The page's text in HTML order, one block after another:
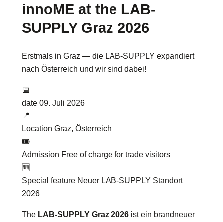
innoME at the LAB-
SUPPLY Graz 2026
Erstmals in Graz — die LAB-SUPPLY expandiert
nach Österreich und wir sind dabei!
📅
date 09. Juli 2026
📍
Location Graz, Österreich
🎟️
Admission Free of charge for trade visitors
🆕
Special feature Neuer LAB-SUPPLY Standort
2026
The LAB-SUPPLY Graz 2026 ist ein brandneuer